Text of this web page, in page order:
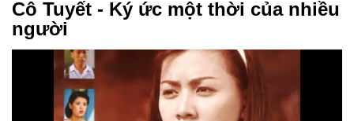
Cô Tuyết - Ký ức một thời của nhiều
người